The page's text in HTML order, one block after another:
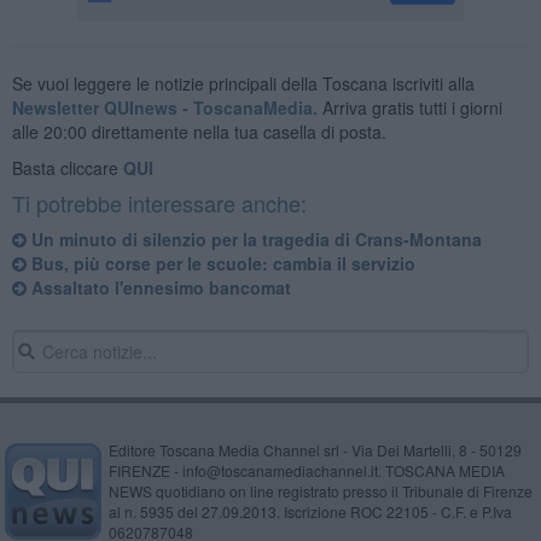
Se vuoi leggere le notizie principali della Toscana iscriviti alla
Newsletter QUInews - ToscanaMedia. Arriva gratis tutti i giorni
alle 20:00 direttamente nella tua casella di posta.
Basta cliccare QUI
Ti potrebbe interessare anche:
Un minuto di silenzio per la tragedia di Crans-Montana
Bus, più corse per le scuole: cambia il servizio
Assaltato l'ennesimo bancomat
Editore Toscana Media Channel srl - Via Dei Martelli, 8 - 50129
FIRENZE - info@toscanamediachannel.it. TOSCANA MEDIA
NEWS quotidiano on line registrato presso il Tribunale di Firenze
al n. 5935 del 27.09.2013. Iscrizione ROC 22105 - C.F. e P.Iva
0620787048